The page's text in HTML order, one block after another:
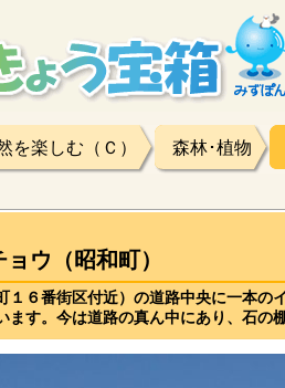
を楽しむ（Ｃ） 森林･植物
ウ（昭和町）
１６番街区付近）の道路中央に一本
ます。今は道路の真ん中にあり、石の